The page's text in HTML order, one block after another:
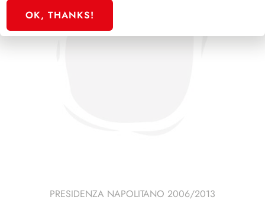
PRESIDENZA NAPOLITANO 2006/2013
OK, THANKS!